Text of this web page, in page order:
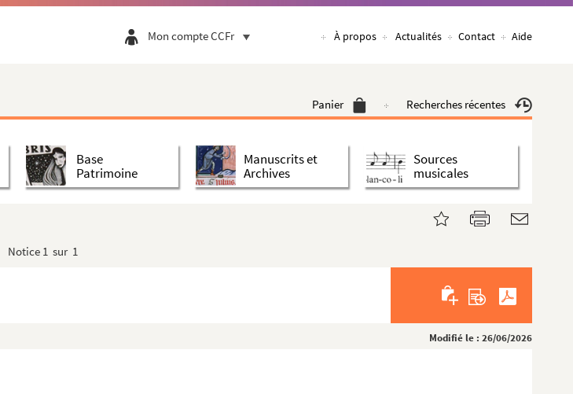
Mon compte CCFr À propos Actualités Contact Aide
Panier Recherches récentes
Base
Patrimoine
Manuscrits et
Archives
Sources
musicales
Notice 1 sur 1
Modifié le : 26/06/2026